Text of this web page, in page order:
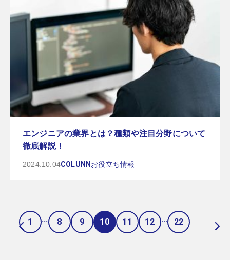
エンジニアの業界とは？種類や注目分野について
徹底解説！
2024.10.04COLUNN お役立ち情報
1 ... 8 9 10 11 12 ... 22